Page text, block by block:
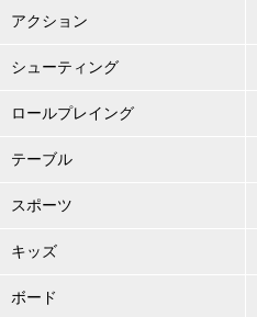
アクション
シューティング
ロールプレイング
テーブル
スポーツ
キッズ
ボード